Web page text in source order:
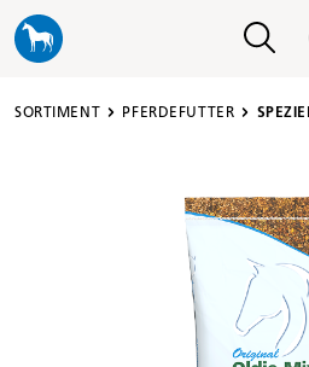
springen
SORTIMENT PFERDEFUTTER